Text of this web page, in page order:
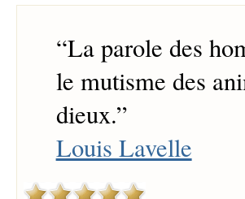
“La parole des
le mutisme des
dieux.”
Louis Lavelle